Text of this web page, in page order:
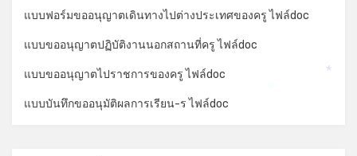
แบบฟอร์มขออนุญาตเดินทางไปต่างประเทศของครู ไฟล์doc
แบบขออนุญาตปฏิบัติงานนอกสถานที่ครู ไฟล์doc
แบบขออนุญาตไปราชการของครู ไฟล์doc
แบบบันทึกขออนุมัติผลการเรียน-ร ไฟล์doc